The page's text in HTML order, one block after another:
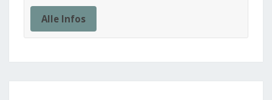
Alle Infos